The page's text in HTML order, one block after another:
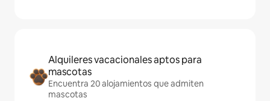
Alquileres vacacionales aptos para
mascotas
Encuentra 20 alojamientos que admiten
mascotas